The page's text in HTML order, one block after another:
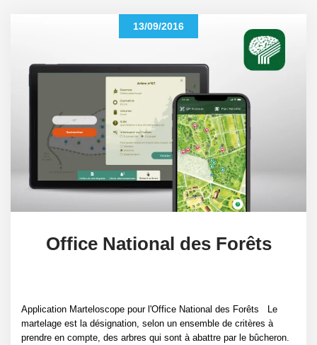
13/09/2016
Office National des Forêts
Application Marteloscope pour l'Office National des Forêts Le
martelage est la désignation, selon un ensemble de critères à
prendre en compte, des arbres qui sont à abattre par le bûcheron.